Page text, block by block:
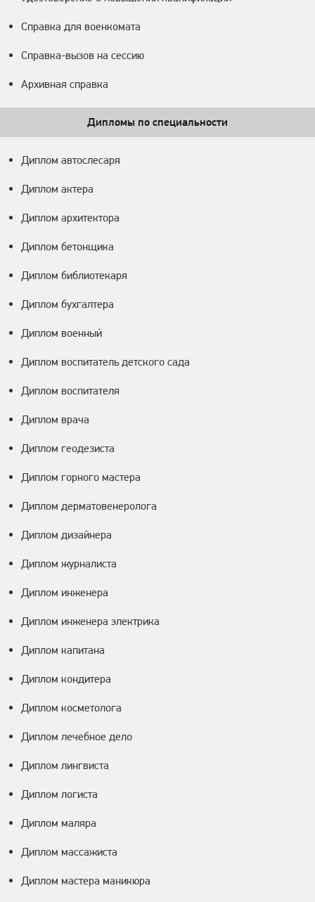
Справка для военкомата
Справка-вызов на сессию
Архивная справка
Дипломы по специальности
Диплом автослесаря
Диплом актера
Диплом архитектора
Диплом бетонщика
Диплом библиотекаря
Диплом бухгалтера
Диплом военный
Диплом воспитатель детского сада
Диплом воспитателя
Диплом врача
Диплом геодезиста
Диплом горного мастера
Диплом дерматовенеролога
Диплом дизайнера
Диплом журналиста
Диплом инженера
Диплом инженера электрика
Диплом капитана
Диплом кондитера
Диплом косметолога
Диплом лечебное дело
Диплом лингвиста
Диплом логиста
Диплом маляра
Диплом массажиста
Диплом мастера маникюра